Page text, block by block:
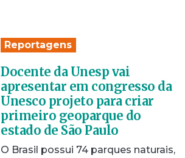
Reportagens
Docente da Unesp vai
apresentar em congresso da
Unesco projeto para criar
primeiro geoparque do
estado de São Paulo
O Brasil possui 74 parques naturais,